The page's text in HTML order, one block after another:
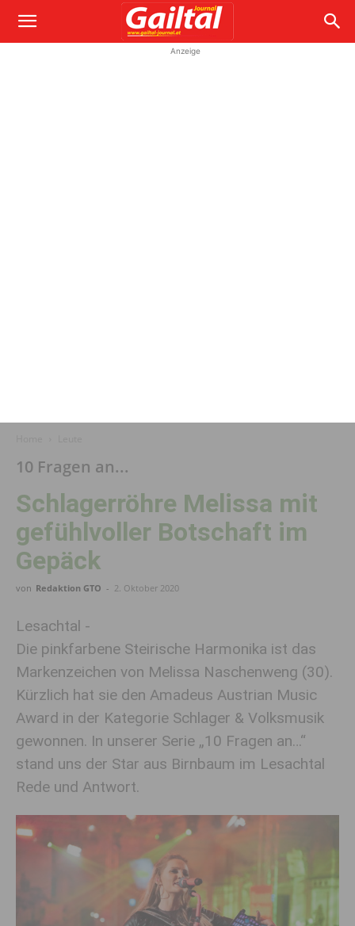
Anzeige
10 Fragen an...
Schlagerröhre Melissa mit
gefühlvoller Botschaft im
Gepäck
von Redaktion GTO - 2. Oktober 2020
Lesachtal -
Die pinkfarbene Steirische Harmonika ist das
Markenzeichen von Melissa Naschenweng (30).
Kürzlich hat sie den Amadeus Austrian Music
Award in der Kategorie Schlager & Volksmusik
gewonnen. In unserer Serie „10 Fragen an…“
stand uns der Star aus Birnbaum im Lesachtal
Rede und Antwort.